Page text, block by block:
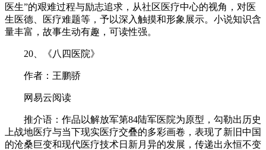
医生”的艰难过程与励志追求，从社区医疗中心的视角，对医
生医德、医疗难题等，予以深入触摸和形象展示。小说知识含
量丰富，故事生动有趣，可读性强。
20、《八四医院》
作者：王鹏骄
网易云阅读
推介语：作品以解放军第84陆军医院为原型，勾勒出历史
上战地医疗与当下现实医疗交叠的多彩画卷，表现了新旧中国
的沧桑巨变和现代医疗技术日新月异的发展，传递出永恒不变